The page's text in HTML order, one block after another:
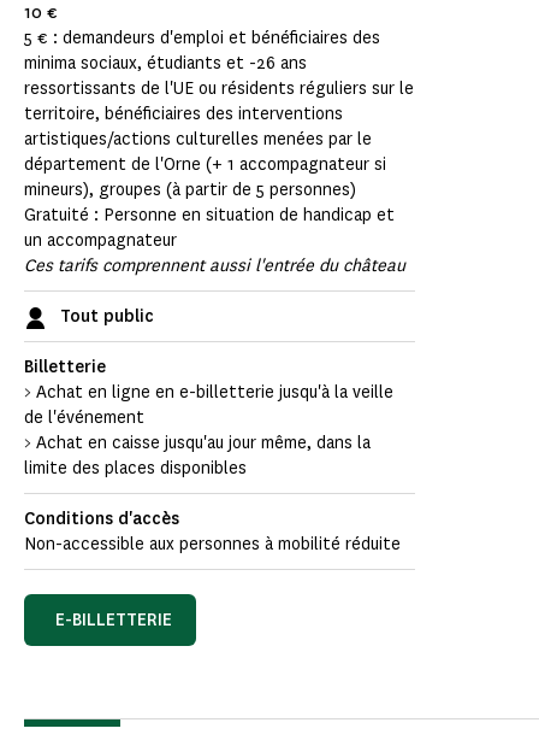
10 €
5 € : demandeurs d'emploi et bénéficiaires des
minima sociaux, étudiants et -26 ans
ressortissants de l'UE ou résidents réguliers sur le
territoire, bénéficiaires des interventions
artistiques/actions culturelles menées par le
département de l'Orne (+ 1 accompagnateur si
mineurs), groupes (à partir de 5 personnes)
Gratuité : Personne en situation de handicap et
un accompagnateur
Ces tarifs comprennent aussi l'entrée du château
Tout public
Billetterie
> Achat en ligne en e-billetterie jusqu'à la veille
de l'événement
> Achat en caisse jusqu'au jour même, dans la
limite des places disponibles
Conditions d'accès
Non-accessible aux personnes à mobilité réduite
E-BILLETTERIE